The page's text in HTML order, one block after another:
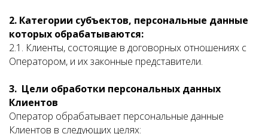
2. Категории субъектов, персональные данные
которых обрабатываются:
2.1. Клиенты, состоящие в договорных отношениях с
Оператором, и их законные представители.
3. Цели обработки персональных данных
Клиентов
Оператор обрабатывает персональные данные
Клиентов в следующих целях: